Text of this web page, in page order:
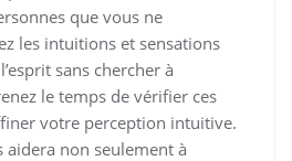
que vous ne
les intuitions et sensations
sans chercher à
le temps de vérifier ces
votre perception intuitive.
aidera non seulement à